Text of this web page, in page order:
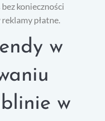
konieczności
płatne.
w
w